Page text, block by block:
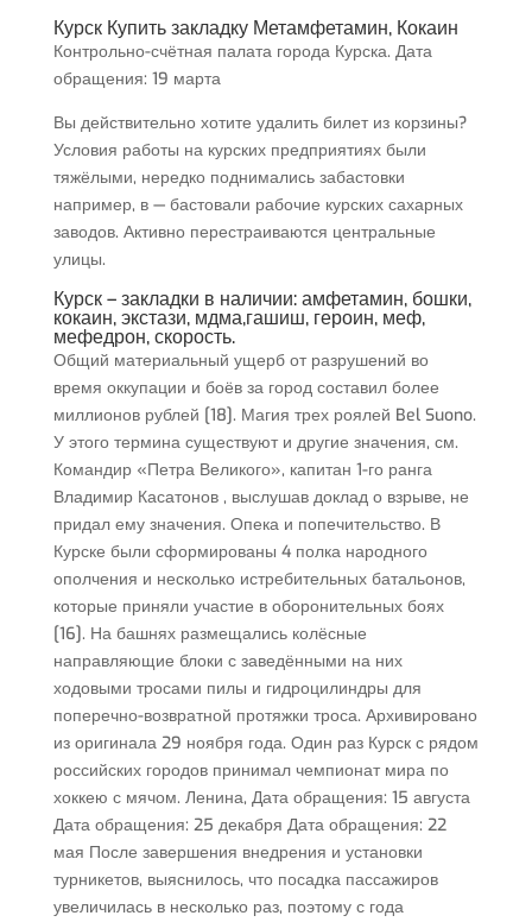
Курск Купить закладку Метамфетамин, Кокаин
Контрольно-счётная палата города Курска. Дата
обращения: 19 марта
Вы действительно хотите удалить билет из корзины?
Условия работы на курских предприятиях были
тяжёлыми, нередко поднимались забастовки
например, в — бастовали рабочие курских сахарных
заводов. Активно перестраиваются центральные
улицы.
Курск – закладки в наличии: амфетамин, бошки,
кокаин, экстази, мдма,гашиш, героин, меф,
мефедрон, скорость.
Общий материальный ущерб от разрушений во
время оккупации и боёв за город составил более
миллионов рублей [18]. Магия трех роялей Bel Suono.
У этого термина существуют и другие значения, см.
Командир «Петра Великого», капитан 1-го ранга
Владимир Касатонов , выслушав доклад о взрыве, не
придал ему значения. Опека и попечительство. В
Курске были сформированы 4 полка народного
ополчения и несколько истребительных батальонов,
которые приняли участие в оборонительных боях
[16]. На башнях размещались колёсные
направляющие блоки с заведёнными на них
ходовыми тросами пилы и гидроцилиндры для
поперечно-возвратной протяжки троса. Архивировано
из оригинала 29 ноября года. Один раз Курск с рядом
российских городов принимал чемпионат мира по
хоккею с мячом. Ленина, Дата обращения: 15 августа
Дата обращения: 25 декабря Дата обращения: 22
мая После завершения внедрения и установки
турникетов, выяснилось, что посадка пассажиров
увеличилась в несколько раз, поэтому с года